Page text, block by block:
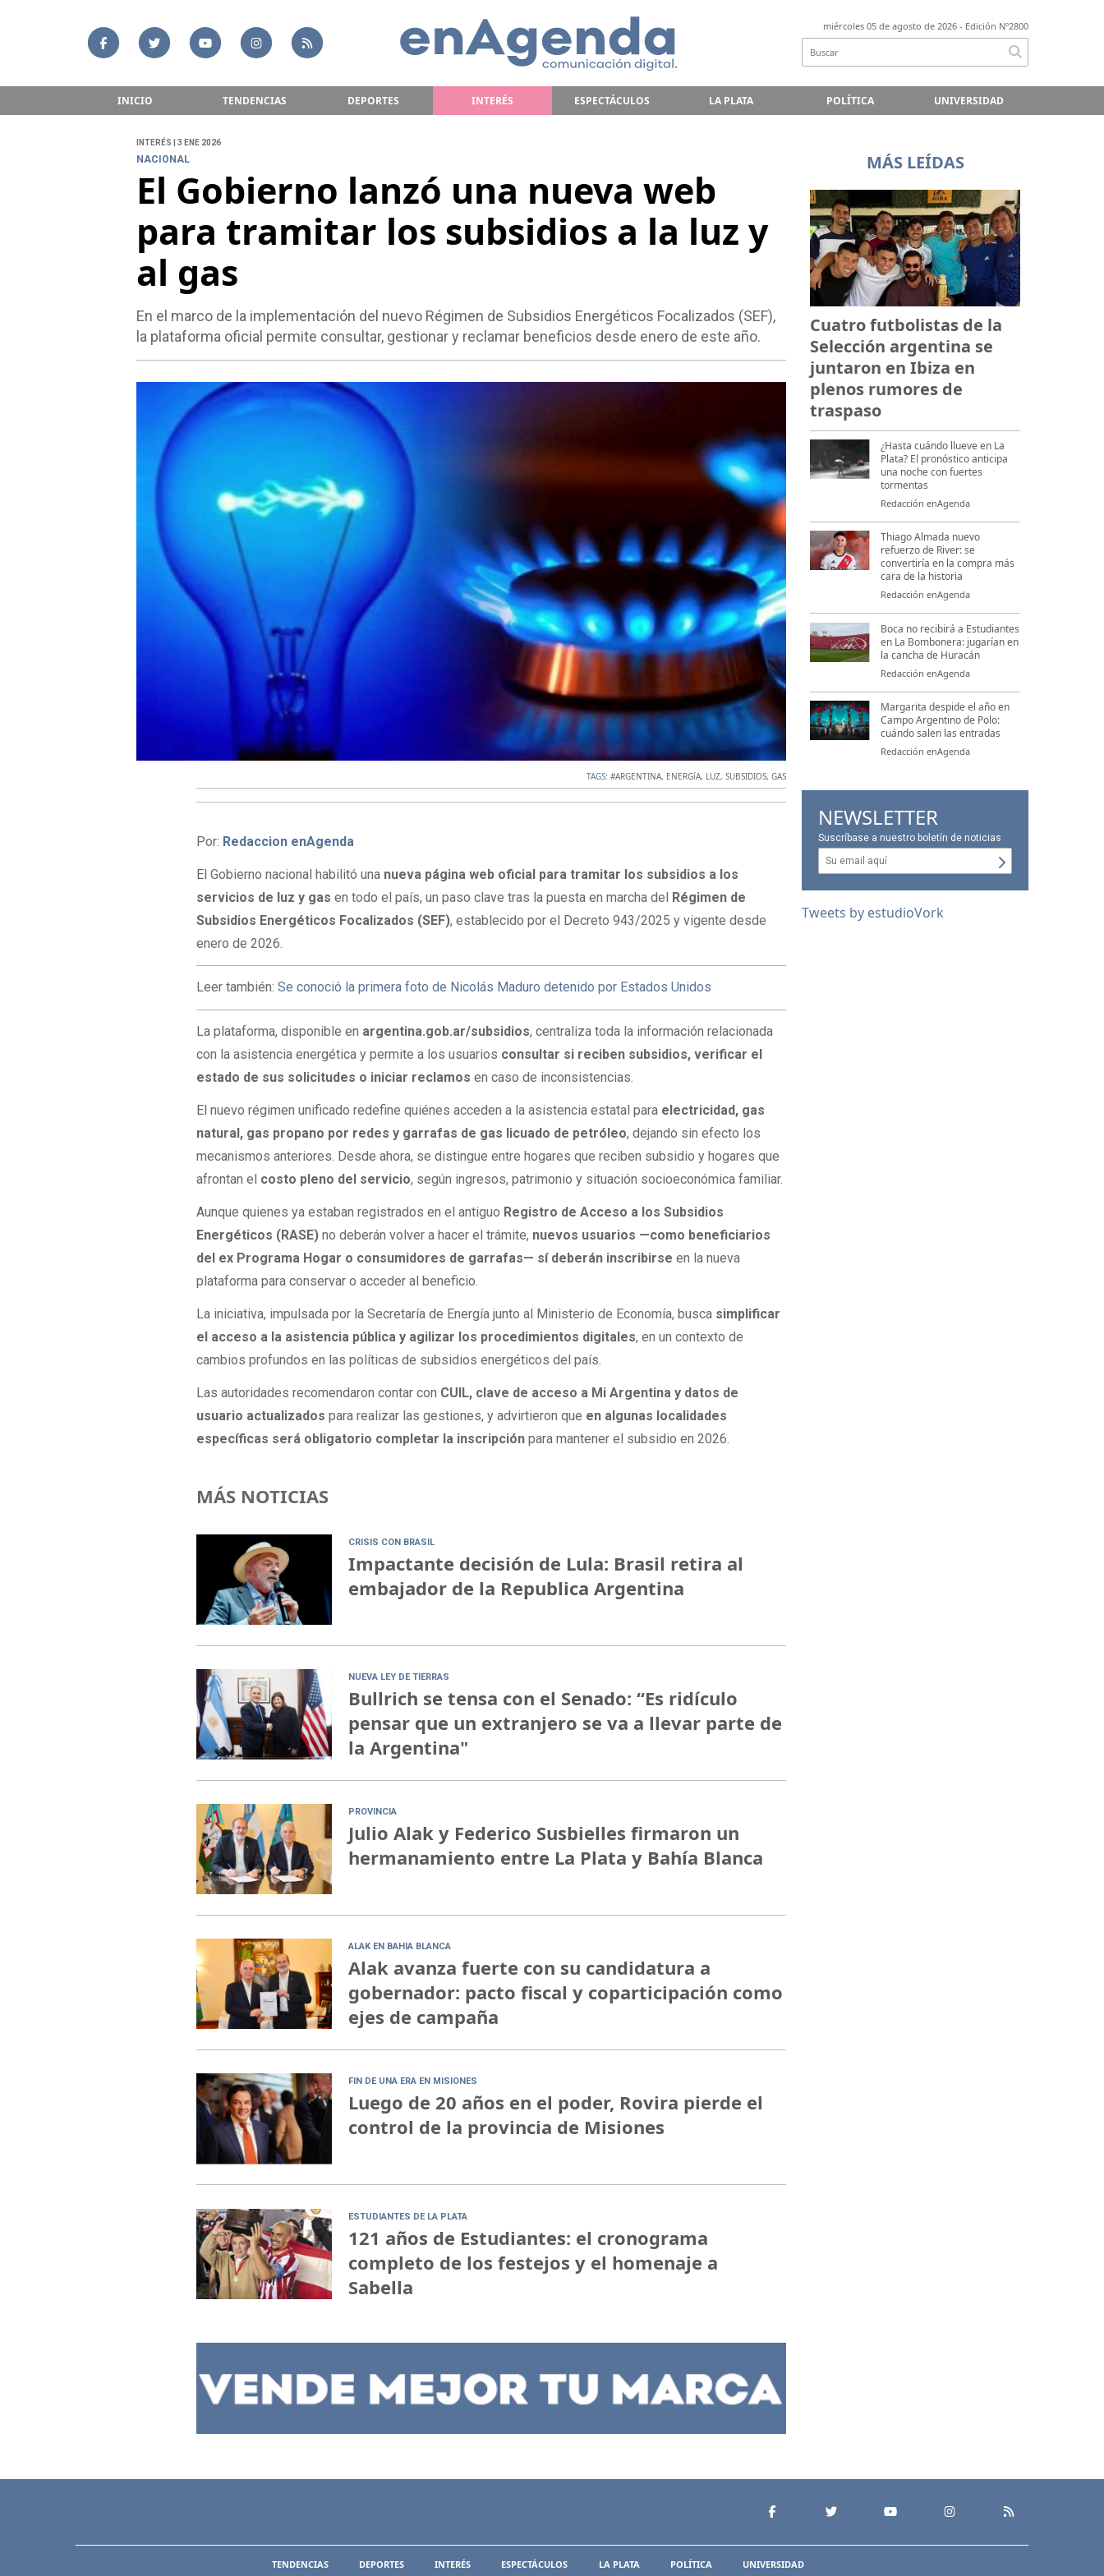
miércoles 05 de agosto de 2026 - Edición Nº2800
INICIO TENDENCIAS DEPORTES INTERÉS ESPECTÁCULOS LA PLATA POLÍTICA UNIVERSIDAD
INTERÉS | 3 ENE 2026
NACIONAL
El Gobierno lanzó una nueva web
para tramitar los subsidios a la luz y
al gas
En el marco de la implementación del nuevo Régimen de Subsidios Energéticos Focalizados (SEF),
la plataforma oficial permite consultar, gestionar y reclamar beneficios desde enero de este año.
TAGS:#ARGENTINA, ENERGíA, LUZ,SUBSIDIOS,GAS
Por: Redaccion enAgenda
El Gobierno nacional habilitó una nueva página web oficial para tramitar los subsidios a los
servicios de luz y gas en todo el país, un paso clave tras la puesta en marcha del Régimen de
Subsidios Energéticos Focalizados (SEF), establecido por el Decreto 943/2025 y vigente desde
enero de 2026.
Leer también:Se conoció la primera foto de Nicolás Maduro detenido por Estados Unidos
La plataforma, disponible en argentina.gob.ar/subsidios, centraliza toda la información relacionada
con la asistencia energética y permite a los usuarios consultar si reciben subsidios, verificar el
estado de sus solicitudes o iniciar reclamos en caso de inconsistencias.
El nuevo régimen unificado redefine quiénes acceden a la asistencia estatal para electricidad, gas
natural, gas propano por redes y garrafas de gas licuado de petróleo, dejando sin efecto los
mecanismos anteriores. Desde ahora, se distingue entre hogares que reciben subsidio y hogares que
afrontan el costo pleno del servicio, según ingresos, patrimonio y situación socioeconómica familiar.
Aunque quienes ya estaban registrados en el antiguo Registro de Acceso a los Subsidios
Energéticos (RASE) no deberán volver a hacer el trámite, nuevos usuarios —como beneficiarios
del ex Programa Hogar o consumidores de garrafas— sí deberán inscribirse en la nueva
plataforma para conservar o acceder al beneficio.
La iniciativa, impulsada por la Secretaría de Energía junto al Ministerio de Economía, busca simplificar
el acceso a la asistencia pública y agilizar los procedimientos digitales, en un contexto de
cambios profundos en las políticas de subsidios energéticos del país.
Las autoridades recomendaron contar con CUIL, clave de acceso a Mi Argentina y datos de
usuario actualizados para realizar las gestiones, y advirtieron que en algunas localidades
específicas será obligatorio completar la inscripción para mantener el subsidio en 2026.
MÁS NOTICIAS
CRISIS CON BRASIL
Impactante decisión de Lula: Brasil retira al
embajador de la Republica Argentina
NUEVA LEY DE TIERRAS
Bullrich se tensa con el Senado: “Es ridículo
pensar que un extranjero se va a llevar parte de
la Argentina"
PROVINCIA
Julio Alak y Federico Susbielles firmaron un
hermanamiento entre La Plata y Bahía Blanca
ALAK EN BAHIA BLANCA
Alak avanza fuerte con su candidatura a
gobernador: pacto fiscal y coparticipación como
ejes de campaña
FIN DE UNA ERA EN MISIONES
Luego de 20 años en el poder, Rovira pierde el
control de la provincia de Misiones
ESTUDIANTES DE LA PLATA
121 años de Estudiantes: el cronograma
completo de los festejos y el homenaje a
Sabella
MÁS LEÍDAS
Cuatro futbolistas de la
Selección argentina se
juntaron en Ibiza en
plenos rumores de
traspaso
¿Hasta cuándo llueve en La
Plata? El pronóstico anticipa
una noche con fuertes
tormentas
Redacción enAgenda
Thiago Almada nuevo
refuerzo de River: se
convertiría en la compra más
cara de la historia
Redacción enAgenda
Boca no recibirá a Estudiantes
en La Bombonera: jugarían en
la cancha de Huracán
Redacción enAgenda
Margarita despide el año en
Campo Argentino de Polo:
cuándo salen las entradas
Redacción enAgenda
NEWSLETTER
Suscríbase a nuestro boletín de noticias
Tweets by estudioVork
TENDENCIAS DEPORTES INTERÉS ESPECTÁCULOS LA PLATA POLÍTICA UNIVERSIDAD